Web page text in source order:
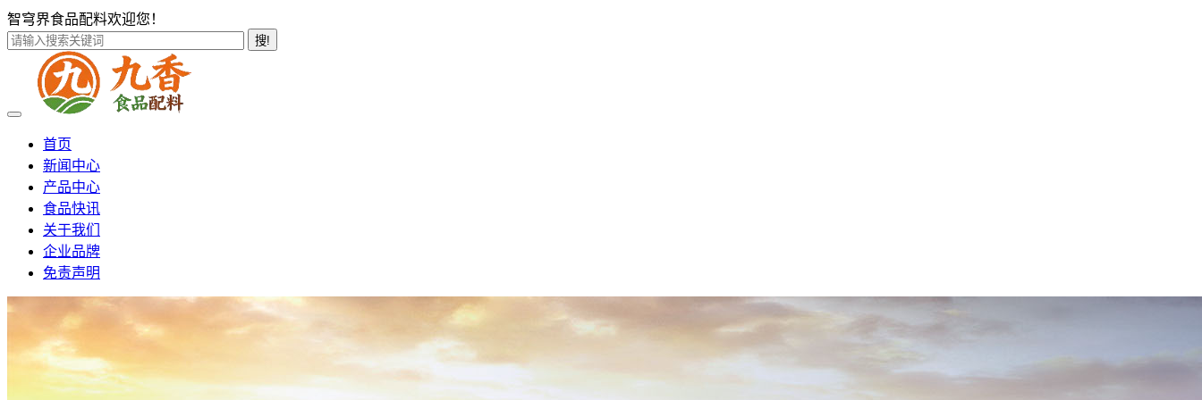
智穹界食品配料欢迎您！
搜!
首页
新闻中心
产品中心
食品快讯
关于我们
企业品牌
免责声明